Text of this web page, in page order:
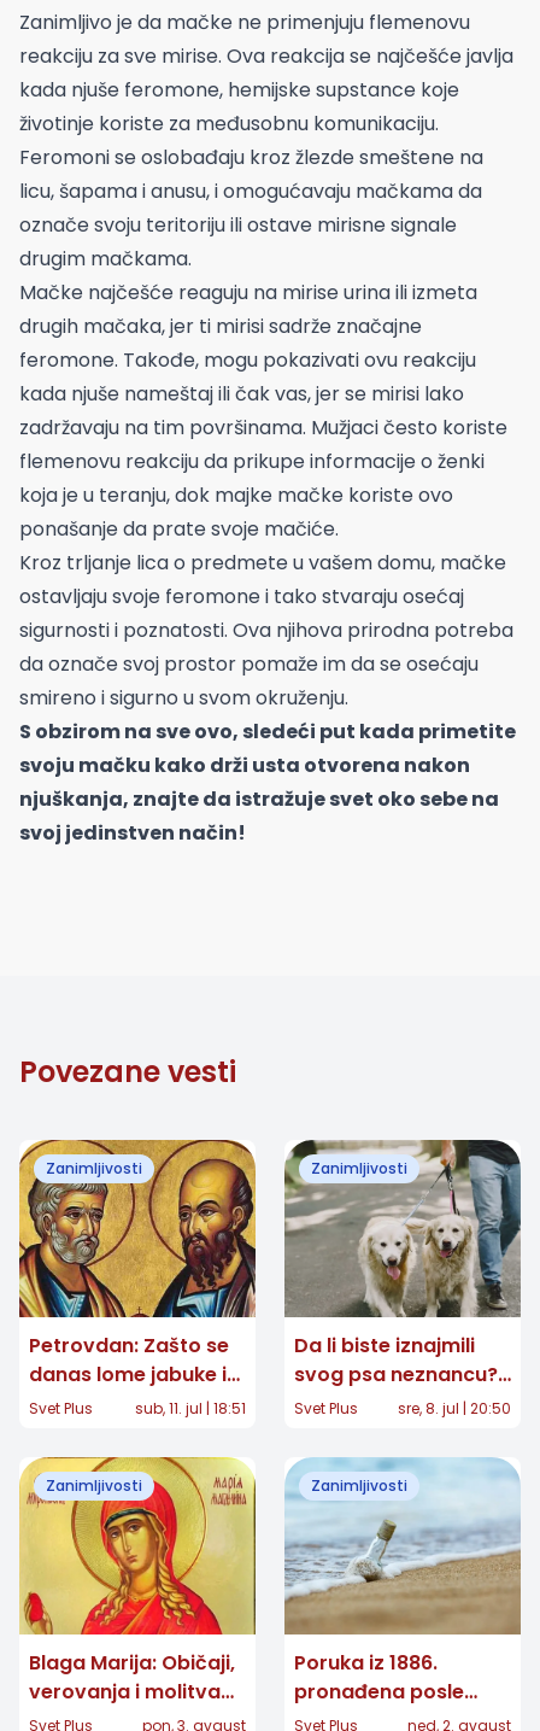
Zanimljivo je da mačke ne primenjuju flemenovu
reakciju za sve mirise. Ova reakcija se najčešće javlja
kada njuše feromone, hemijske supstance koje
životinje koriste za međusobnu komunikaciju.
Feromoni se oslobađaju kroz žlezde smeštene na
licu, šapama i anusu, i omogućavaju mačkama da
označe svoju teritoriju ili ostave mirisne signale
drugim mačkama.
Mačke najčešće reaguju na mirise urina ili izmeta
drugih mačaka, jer ti mirisi sadrže značajne
feromone. Takođe, mogu pokazivati ovu reakciju
kada njuše nameštaj ili čak vas, jer se mirisi lako
zadržavaju na tim površinama. Mužjaci često koriste
flemenovu reakciju da prikupe informacije o ženki
koja je u teranju, dok majke mačke koriste ovo
ponašanje da prate svoje mačiće.
Kroz trljanje lica o predmete u vašem domu, mačke
ostavljaju svoje feromone i tako stvaraju osećaj
sigurnosti i poznatosti. Ova njihova prirodna potreba
da označe svoj prostor pomaže im da se osećaju
smireno i sigurno u svom okruženju.
S obzirom na sve ovo, sledeći put kada primetite
svoju mačku kako drži usta otvorena nakon
njuškanja, znajte da istražuje svet oko sebe na
svoj jedinstven način!
Povezane vesti
Zanimljivosti
Petrovdan: Zašto se
danas lome jabuke i
šta nam proriče cvet
Svet Plus sub, 11. jul | 18:51
Zanimljivosti
Da li biste iznajmili
svog psa neznancu?
Kontroverzna
ljubitelje životinja
Svet Plus sre, 8. jul | 20:50
Zanimljivosti
Blaga Marija: Običaji,
verovanja i molitva
velike zaštitnice žena
Svet Plus pon, 3. avgust
Zanimljivosti
Poruka iz 1886.
pronađena posle
skoro 132 godine:
Svet Plus ned, 2. avgust